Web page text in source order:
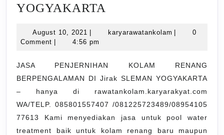
YOGYAKARTA
KOLAM
BERPENGALAMAN
DI
Jirak
SLEMAN
YOGYAKARTA
August 10, 2021 August
10,
karyarawatankolam
0
Comment
4:56 pm
JASA PENJERNIHAN KOLAM RENANG
BERPENGALAMAN DI Jirak SLEMAN YOGYAKARTA
– hanya di rawatankolam.karyarakyat.com
WA/TELP. 085801557407 /081225723489/08954105
77613 Kami menyediakan jasa untuk pool water
treatment baik untuk kolam renang baru maupun